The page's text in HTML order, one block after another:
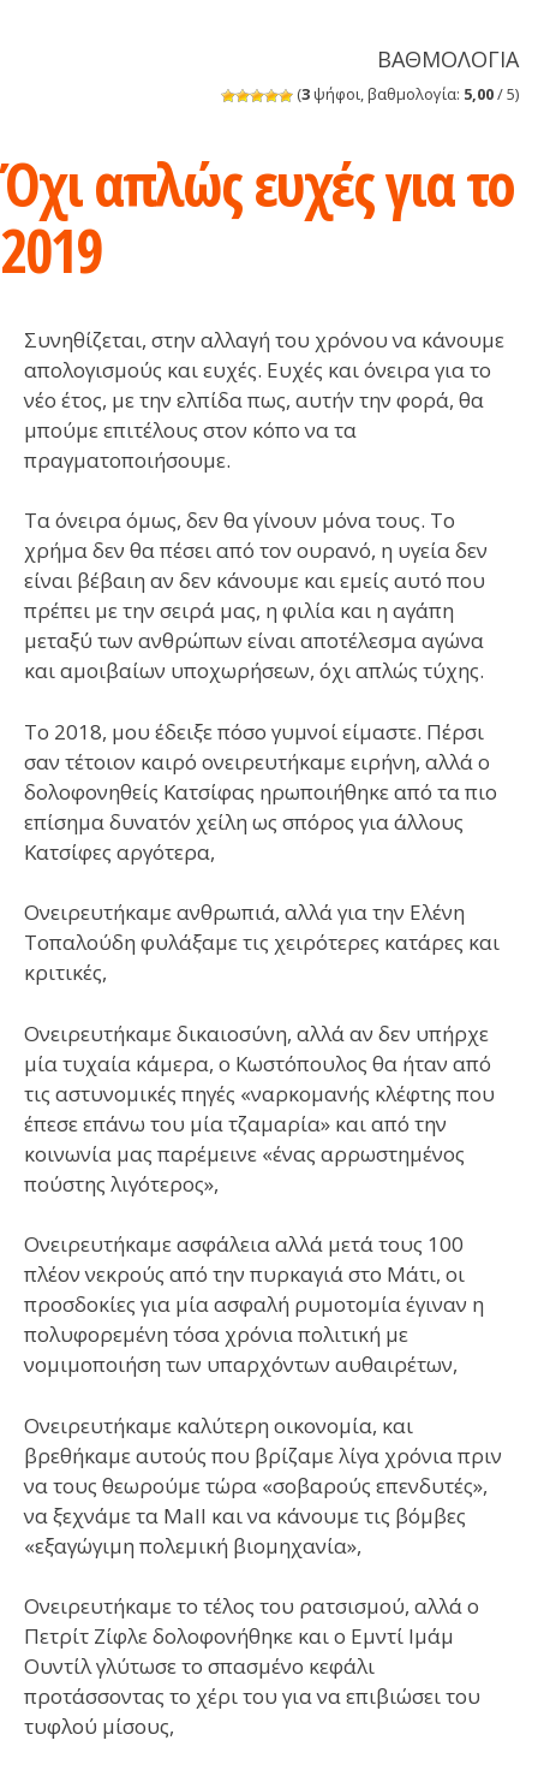
ΒΑΘΜΟΛΟΓΙΑ
(3ψήφοι, βαθμολογία: 5,00/ 5)
Όχι απλώς ευχές για το
2019
Συνηθίζεται, στην αλλαγή του χρόνου να κάνουμε
απολογισμούς και ευχές. Ευχές και όνειρα για το
νέο έτος, με την ελπίδα πως, αυτήν την φορά, θα
μπούμε επιτέλους στον κόπο να τα
πραγματοποιήσουμε.
Τα όνειρα όμως, δεν θα γίνουν μόνα τους. Το
χρήμα δεν θα πέσει από τον ουρανό, η υγεία δεν
είναι βέβαιη αν δεν κάνουμε και εμείς αυτό που
πρέπει με την σειρά μας, η φιλία και η αγάπη
μεταξύ των ανθρώπων είναι αποτέλεσμα αγώνα
και αμοιβαίων υποχωρήσεων, όχι απλώς τύχης.
Το 2018, μου έδειξε πόσο γυμνοί είμαστε. Πέρσι
σαν τέτοιον καιρό ονειρευτήκαμε ειρήνη, αλλά ο
δολοφονηθείς Κατσίφας ηρωποιήθηκε από τα πιο
επίσημα δυνατόν χείλη ως σπόρος για άλλους
Κατσίφες αργότερα,
Ονειρευτήκαμε ανθρωπιά, αλλά για την Ελένη
Τοπαλούδη φυλάξαμε τις χειρότερες κατάρες και
κριτικές,
Ονειρευτήκαμε δικαιοσύνη, αλλά αν δεν υπήρχε
μία τυχαία κάμερα, ο Κωστόπουλος θα ήταν από
τις αστυνομικές πηγές «ναρκομανής κλέφτης που
έπεσε επάνω του μία τζαμαρία» και από την
κοινωνία μας παρέμεινε «ένας αρρωστημένος
πούστης λιγότερος»,
Ονειρευτήκαμε ασφάλεια αλλά μετά τους 100
πλέον νεκρούς από την πυρκαγιά στο Μάτι, οι
προσδοκίες για μία ασφαλή ρυμοτομία έγιναν η
πολυφορεμένη τόσα χρόνια πολιτική με
νομιμοποιήση των υπαρχόντων αυθαιρέτων,
Ονειρευτήκαμε καλύτερη οικονομία, και
βρεθήκαμε αυτούς που βρίζαμε λίγα χρόνια πριν
να τους θεωρούμε τώρα «σοβαρούς επενδυτές»,
να ξεχνάμε τα Mall και να κάνουμε τις βόμβες
«εξαγώγιμη πολεμική βιομηχανία»,
Ονειρευτήκαμε το τέλος του ρατσισμού, αλλά ο
Πετρίτ Ζίφλε δολοφονήθηκε και ο Εμντί Ιμάμ
Ουντίλ γλύτωσε το σπασμένο κεφάλι
προτάσσοντας το χέρι του για να επιβιώσει του
τυφλού μίσους,